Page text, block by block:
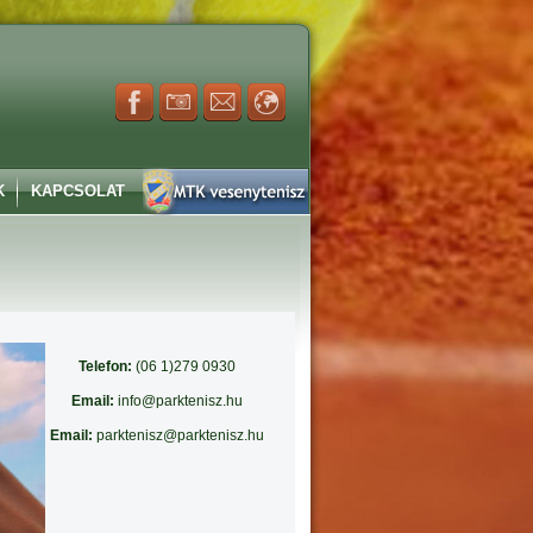
KAPCSOLAT
Telefon: (06 1)279 0930
Email: info@parktenisz.hu
Email: parktenisz@parktenisz.hu